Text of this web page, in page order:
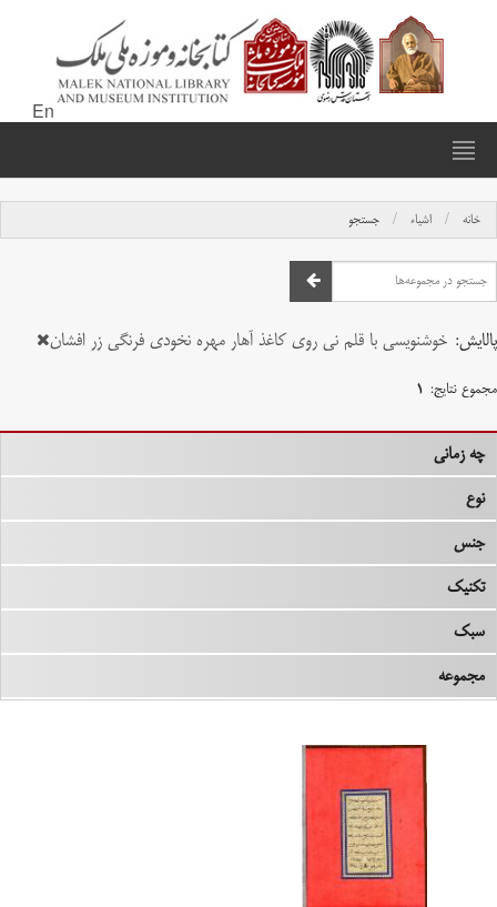
En
خانه اشیاء جستجو
پالایش: خوشنویسی با قلم نی روی کاغذ آهار مهره نخودی فرنگی زر افشان
مجموع نتایج: ۱
چه زمانی
نوع
جنس
تکنیک
سبک
مجموعه